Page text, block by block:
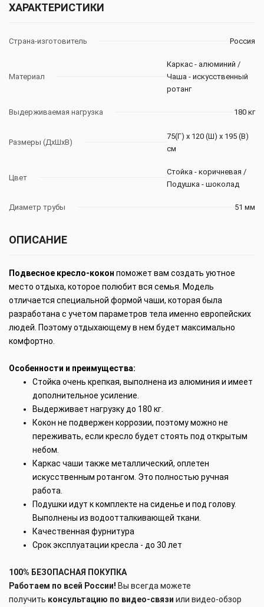
ХАРАКТЕРИСТИКИ
Страна-изготовитель Россия
Материал
Каркас - алюминий /
Чаша - искусственный
ротанг
Выдерживаемая нагрузка 180 кг
Размеры (ДхШхВ)
75(Г) х 120 (Ш) х 195 (В)
см
Цвет
Стойка - коричневая /
Подушка - шоколад
Диаметр трубы 51 мм
ОПИСАНИЕ
Подвесное кресло-кокон поможет вам создать уютное
место отдыха, которое полюбит вся семья. Модель
отличается специальной формой чаши, которая была
разработана с учетом параметров тела именно европейских
людей. Поэтому отдыхающему в нем будет максимально
комфортно.
Особенности и преимущества:
Стойка очень крепкая, выполнена из алюминия и имеет
дополнительное усиление.
Выдерживает нагрузку до 180 кг.
Кокон не подвержен коррозии, поэтому можно не
переживать, если кресло будет стоять под открытым
небом.
Каркас чаши также металлический, оплетен
искусственным ротангом. Это полностью ручная
работа.
Подушки идут к комплекте на сиденье и под голову.
Выполнены из водоотталкивающей ткани.
Качественная фурнитура
Срок эксплуатации кресла - до 30 лет
100% БЕЗОПАСНАЯ ПОКУПКА
Работаем по всей России! Вы всегда можете
получить консультацию по видео-связи или видео-обзор